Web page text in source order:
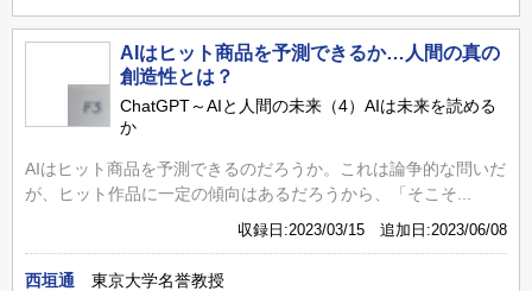
AIはヒット商品を予測できるか…人間の真の
創造性とは？
ChatGPT～AIと人間の未来（4）AIは未来を読める
か
AIはヒット商品を予測できるのだろうか。これは論争的な問いだ
が、ヒット作品に一定の傾向はあるだろうから、「そこそ...
収録日:2023/03/15 追加日:2023/06/08
西垣通 東京大学名誉教授